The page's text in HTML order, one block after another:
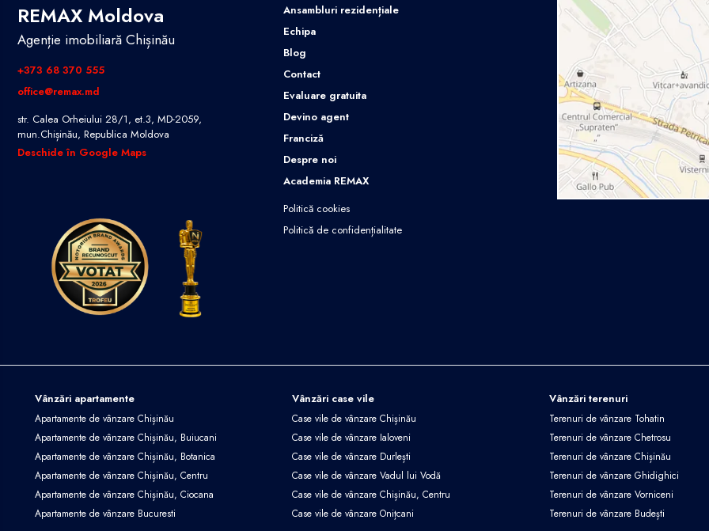
REMAX Moldova
Agenție imobiliară Chișinău
+373 68 370 555
office@remax.md
str. Calea Orheiului 28/1, et.3, MD-2059,
mun.Chișinău, Republica Moldova
Deschide în Google Maps
Ansambluri rezidențiale
Echipa
Blog
Contact
Evaluare gratuita
Devino agent
Franciză
Despre noi
Academia REMAX
Politică cookies
Politică de confidențialitate
Vânzări apartamente
Apartamente de vânzare Chișinău
Apartamente de vânzare Chișinău, Buiucani
Apartamente de vânzare Chișinău, Botanica
Apartamente de vânzare Chișinău, Centru
Apartamente de vânzare Chișinău, Ciocana
Apartamente de vânzare Bucuresti
Vânzări case vile
Case vile de vânzare Chișinău
Case vile de vânzare Ialoveni
Case vile de vânzare Durlești
Case vile de vânzare Vadul lui Vodă
Case vile de vânzare Chișinău, Centru
Case vile de vânzare Onițcani
Vânzări terenuri
Terenuri de vânzare Tohatin
Terenuri de vânzare Chetrosu
Terenuri de vânzare Chișinău
Terenuri de vânzare Ghidighici
Terenuri de vânzare Vorniceni
Terenuri de vânzare Budești